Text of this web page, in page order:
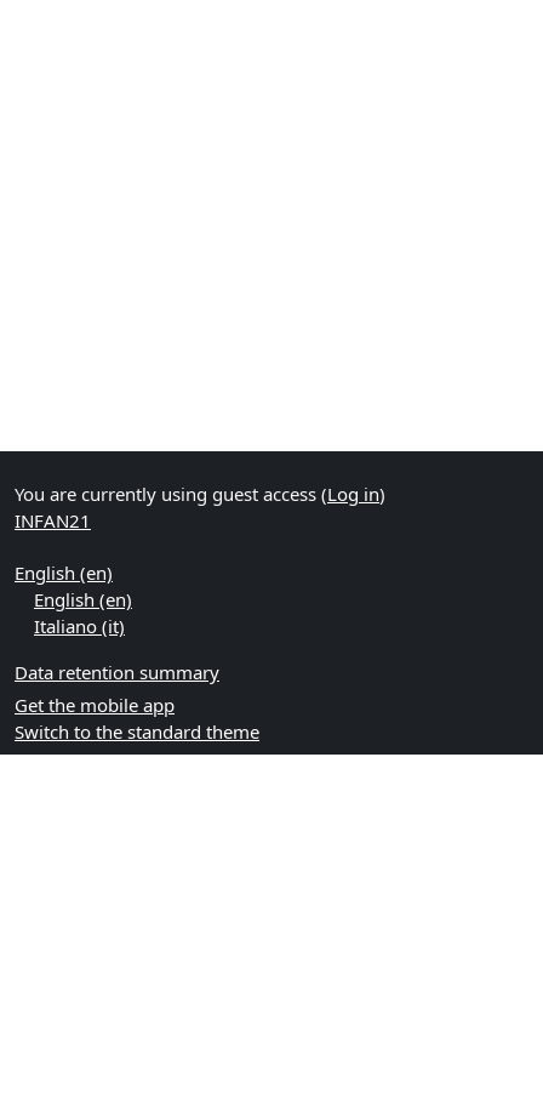
You are currently using guest access (Log in)
INFAN21
English ‎(en)‎
English ‎(en)‎
Italiano ‎(it)‎
Data retention summary
Get the mobile app
Switch to the standard theme